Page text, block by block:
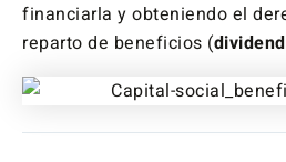
financiarla y obteniendo el
reparto de beneficios (